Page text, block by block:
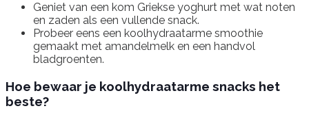
Geniet van een kom Griekse yoghurt met wat noten
en zaden als een vullende snack.
Probeer eens een koolhydraatarme smoothie
gemaakt met amandelmelk en een handvol
bladgroenten.
Hoe bewaar je koolhydraatarme snacks het
beste?